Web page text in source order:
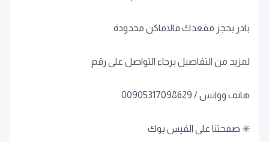
بادر بحجز مقعدك فالاماكن محدودة
لمزيد من التفاصيل برجاء التواصل على رقم
هاتف وواتس / 00905317098629